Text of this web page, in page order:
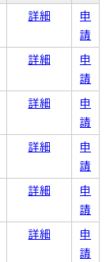
詳細
申
請
詳細
申
請
詳細
申
請
詳細
申
請
詳細
申
請
詳細
申
請